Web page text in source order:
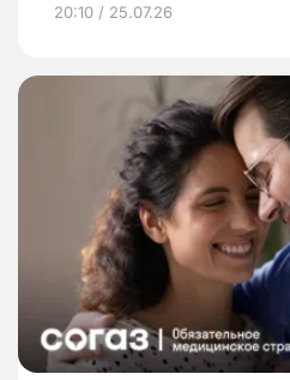
20:10 / 25.07.26